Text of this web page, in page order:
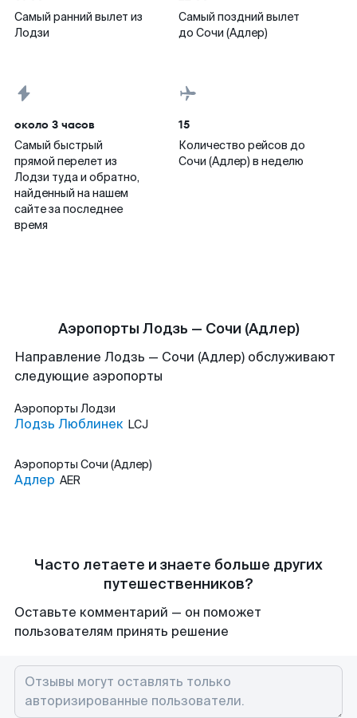
Самый ранний вылет из
Лодзи
Самый поздний вылет
до Сочи (Адлер)
около 3 часов
Самый быстрый
прямой перелет из
Лодзи туда и обратно,
найденный на нашем
сайте за последнее
время
15
Количество рейсов до
Сочи (Адлер) в неделю
Аэропорты Лодзь — Сочи (Адлер)
Направление Лодзь — Сочи (Адлер) обслуживают
следующие аэропорты
Аэропорты Лодзи
Лодзь Люблинек LCJ
Аэропорты Сочи (Адлер)
Адлер AER
Часто летаете и знаете больше других
путешественников?
Оставьте комментарий — он поможет
пользователям принять решение